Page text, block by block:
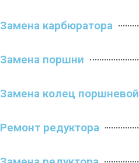
Замена карбюратора
Замена поршни
Замена колец поршневой
Ремонт редуктора